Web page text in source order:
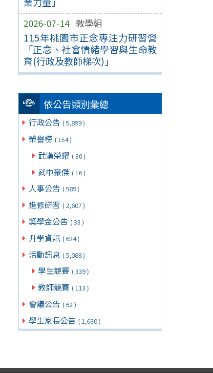
2026-07-14 教學組
115年桃園市正念專注力研習營
「正念、社會情緒學習與生命教
育(行政及教師梯次)」
依公告類別彙總
行政公告 ( 5,899 )
榮譽榜 ( 154 )
武漢榮耀 ( 30 )
武中豪傑 ( 16 )
人事公告 ( 589 )
進修研習 ( 2,607 )
獎學金公告 ( 33 )
升學資訊 ( 624 )
活動訊息 ( 5,088 )
學生競賽 ( 339 )
教師競賽 ( 113 )
會議公告 ( 62 )
學生家長公告 ( 1,630 )